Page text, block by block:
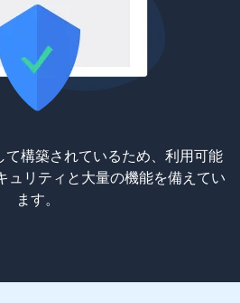
構築されているため、利用可能
ュリティと大量の機能を備えてい
ます。